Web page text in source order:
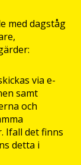
med dagståg
via e-
samt
och
Ifall det finns
detta i